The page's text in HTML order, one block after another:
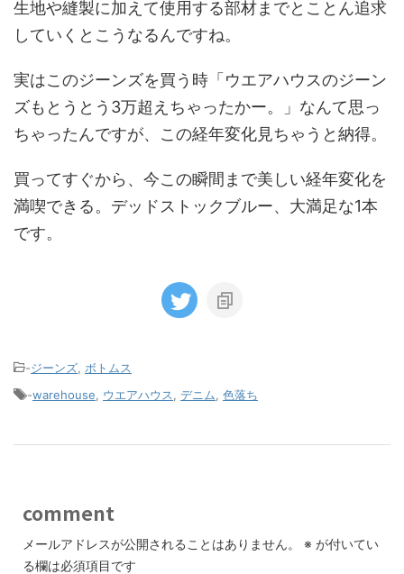
生地や縫製に加えて使用する部材までとことん追求
していくとこうなるんですね。
実はこのジーンズを買う時「ウエアハウスのジーン
ズもとうとう3万超えちゃったかー。」なんて思っ
ちゃったんですが、この経年変化見ちゃうと納得。
買ってすぐから、今この瞬間まで美しい経年変化を
満喫できる。デッドストックブルー、大満足な1本
です。
-ジーンズ ボトムス
-warehouse ウエアハウス デニム 色落ち
comment
メールアドレスが公開されることはありません。 ※ が付いてい
る欄は必須項目です